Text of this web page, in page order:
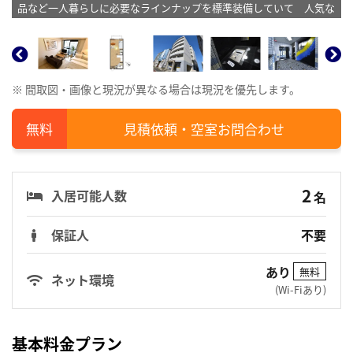
品など一人暮らしに必要なラインナップを標準装備していて 人気な
物件です！※植木と額は写真用です。
※ 間取図・画像と現況が異なる場合は現況を優先します。
見積依頼・空室お問合わせ
入居可能人数 2名
保証人
不要
ネット環境 あり
無料
(Wi-Fiあり)
基本料金プラン